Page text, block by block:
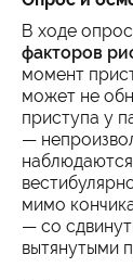
В ходе
факторов
момент
может не
приступа у
—
мимо
— со
вытянутыми